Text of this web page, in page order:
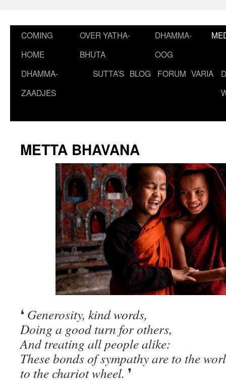
COMING
HOME
OVER YATHA-
BHUTA
DHAMMA-
OOG
DHAMMA-
ZAADJES
SUTTA’S BLOG FORUM VARIA
METTA BHAVANA
❛ Generosity, kind words,
Doing a good turn for others,
And treating all people alike:
These bonds of sympathy are to the
to the chariot wheel. ❜